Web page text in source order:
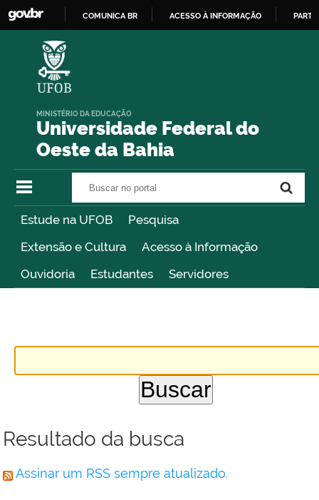
COMUNICA BR ACESSO À INFORMAÇÃO
Universidade Federal do
Oeste da Bahia
MINISTÉRIO DA EDUCAÇÃO
Estude na UFOB
Pesquisa
Extensão e Cultura
Acesso à Informação
Ouvidoria
Estudantes Servidores
Resultado da busca
Assinar um RSS sempre atualizado.